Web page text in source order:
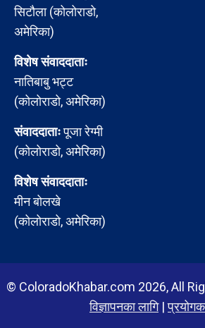
सिटौला (कोलोराडो,
अमेरिका)
विशेष संवाददाताः
नातिबाबु भट्ट
(कोलोराडो, अमेरिका)
संवाददाताःपूजा रेग्मी
(कोलोराडो, अमेरिका)
विशेष संवाददाताः
मीन बोलखे
(कोलोराडो, अमेरिका)
© ColoradoKhabar.com 2026, All
विज्ञापनका लागि|